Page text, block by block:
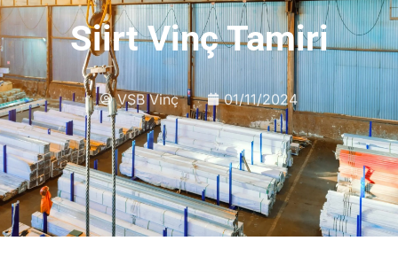
Siirt Vinç Tamiri
VSB Vinç 01/11/2024